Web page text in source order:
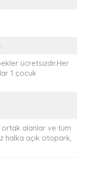
ücretsizdir.Her
1 çocuk
ortak alanlar ve tüm
halka açık otopark,